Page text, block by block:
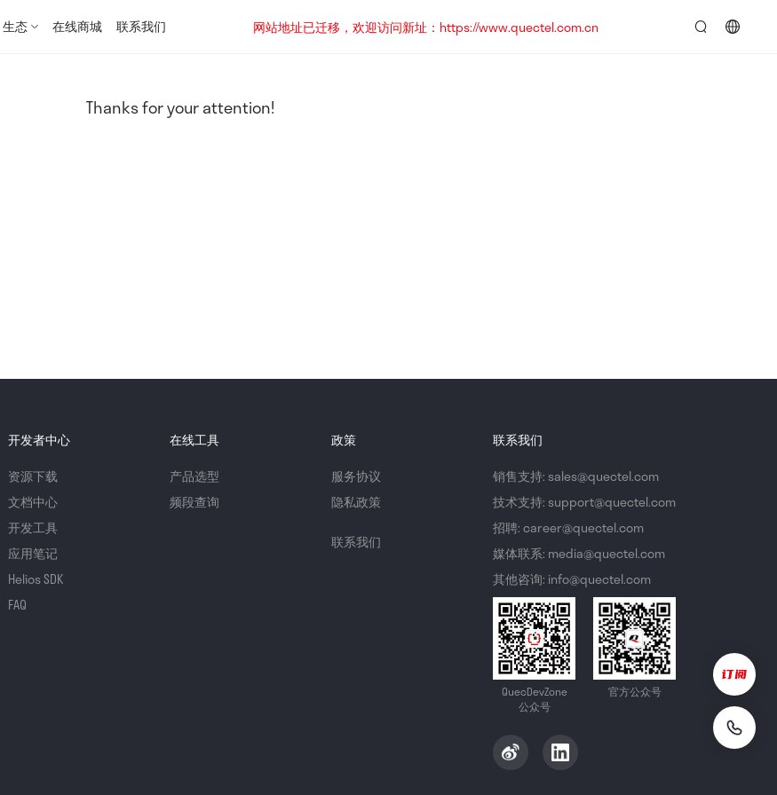
生态 在线商城 联系我们
网站地址已迁移，欢迎访问新址：https://www.quectel.com.cn
Thanks for your attention!
开发者中心
资源下载
文档中心
开发工具
应用笔记
Helios SDK
FAQ
在线工具
产品选型
频段查询
政策
服务协议
隐私政策
联系我们
联系我们
销售支持: sales@quectel.com
技术支持: support@quectel.com
招聘: career@quectel.com
媒体联系: media@quectel.com
其他咨询: info@quectel.com
QuecDevZone
公众号
官方公众号